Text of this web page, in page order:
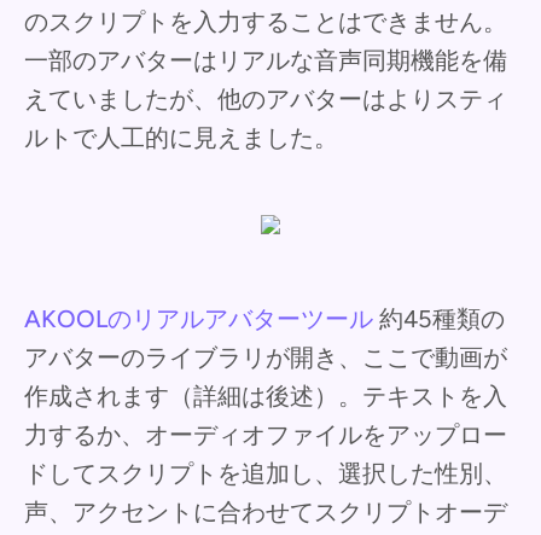
のスクリプトを入力することはできません。
一部のアバターはリアルな音声同期機能を備
えていましたが、他のアバターはよりスティ
ルトで人工的に見えました。
AKOOLのリアルアバターツール 約45種類の
アバターのライブラリが開き、ここで動画が
作成されます（詳細は後述）。テキストを入
力するか、オーディオファイルをアップロー
ドしてスクリプトを追加し、選択した性別、
声、アクセントに合わせてスクリプトオーデ